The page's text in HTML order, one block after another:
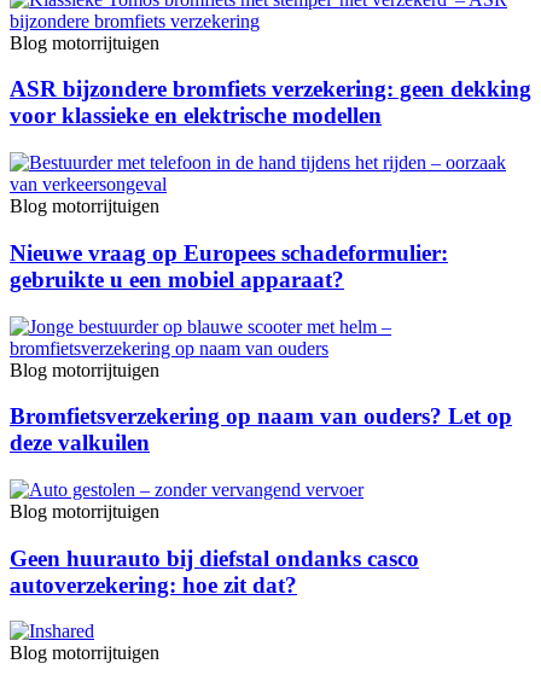
Blog motorrijtuigen
ASR bijzondere bromfiets verzekering: geen dekking
voor klassieke en elektrische modellen
Blog motorrijtuigen
Nieuwe vraag op Europees schadeformulier:
gebruikte u een mobiel apparaat?
Blog motorrijtuigen
Bromfietsverzekering op naam van ouders? Let op
deze valkuilen
Blog motorrijtuigen
Geen huurauto bij diefstal ondanks casco
autoverzekering: hoe zit dat?
Blog motorrijtuigen